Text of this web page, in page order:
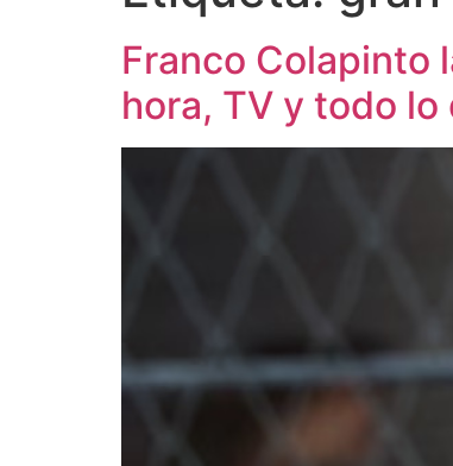
Franco Colapinto
hora, TV y todo